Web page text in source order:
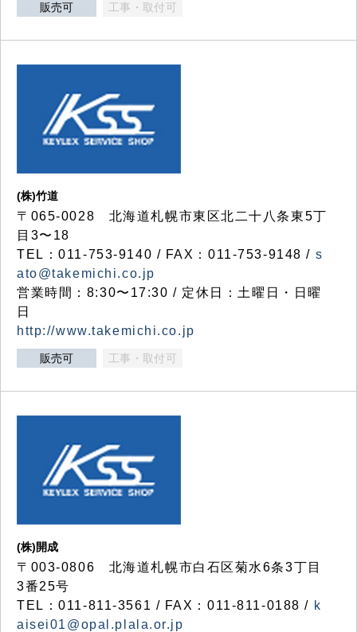
販売可 工事・取付可
(株)竹道
〒065-0028 北海道札幌市東区北二十八条東5丁
目3〜18
TEL：011-753-9140 / FAX：011-753-9148 / s
ato@takemichi.co.jp
営業時間：8:30〜17:30 / 定休日：土曜日・日曜
日
http://www.takemichi.co.jp
販売可 工事・取付可
(株)開成
〒003-0806 北海道札幌市白石区菊水6条3丁目
3番25号
TEL：011-811-3561 / FAX：011-811-0188 / k
aisei01@opal.plala.or.jp